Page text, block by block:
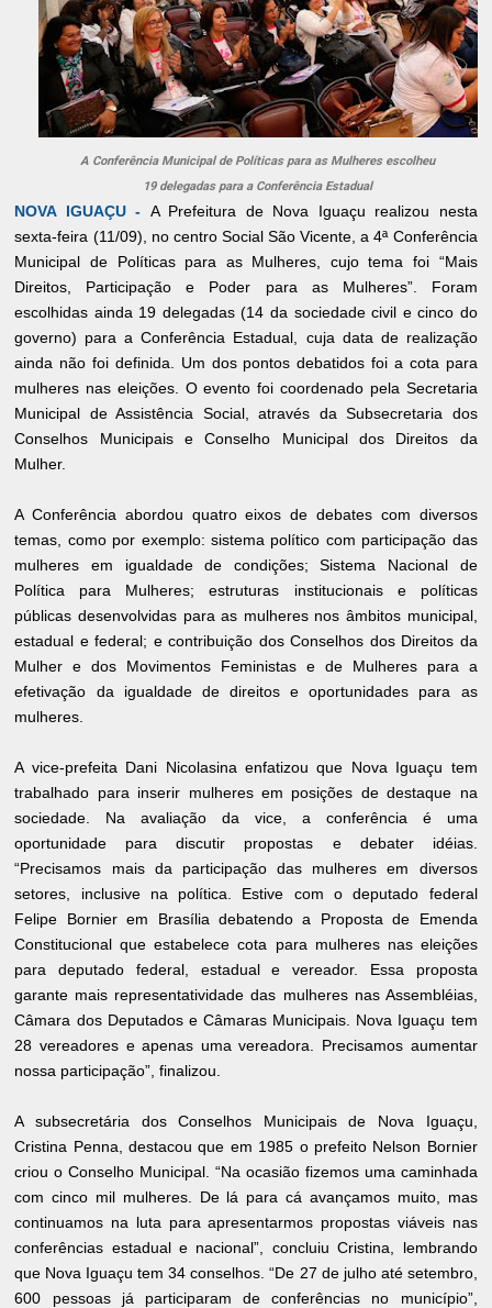
A Conferência Municipal de Políticas para as Mulheres escolheu
19 delegadas para a Conferência Estadual
NOVA IGUAÇU - A Prefeitura de Nova Iguaçu realizou nesta
sexta-feira (11/09), no centro Social São Vicente, a 4ª Conferência
Municipal de Políticas para as Mulheres, cujo tema foi “Mais
Direitos, Participação e Poder para as Mulheres”. Foram
escolhidas ainda 19 delegadas (14 da sociedade civil e cinco do
governo) para a Conferência Estadual, cuja data de realização
ainda não foi definida. Um dos pontos debatidos foi a cota para
mulheres nas eleições. O evento foi coordenado pela Secretaria
Municipal de Assistência Social, através da Subsecretaria dos
Conselhos Municipais e Conselho Municipal dos Direitos da
Mulher.
A Conferência abordou quatro eixos de debates com diversos
temas, como por exemplo: sistema político com participação das
mulheres em igualdade de condições; Sistema Nacional de
Política para Mulheres; estruturas institucionais e políticas
públicas desenvolvidas para as mulheres nos âmbitos municipal,
estadual e federal; e contribuição dos Conselhos dos Direitos da
Mulher e dos Movimentos Feministas e de Mulheres para a
efetivação da igualdade de direitos e oportunidades para as
mulheres.
A vice-prefeita Dani Nicolasina enfatizou que Nova Iguaçu tem
trabalhado para inserir mulheres em posições de destaque na
sociedade. Na avaliação da vice, a conferência é uma
oportunidade para discutir propostas e debater idéias.
“Precisamos mais da participação das mulheres em diversos
setores, inclusive na política. Estive com o deputado federal
Felipe Bornier em Brasília debatendo a Proposta de Emenda
Constitucional que estabelece cota para mulheres nas eleições
para deputado federal, estadual e vereador. Essa proposta
garante mais representatividade das mulheres nas Assembléias,
Câmara dos Deputados e Câmaras Municipais. Nova Iguaçu tem
28 vereadores e apenas uma vereadora. Precisamos aumentar
nossa participação”, finalizou.
A subsecretária dos Conselhos Municipais de Nova Iguaçu,
Cristina Penna, destacou que em 1985 o prefeito Nelson Bornier
criou o Conselho Municipal. “Na ocasião fizemos uma caminhada
com cinco mil mulheres. De lá para cá avançamos muito, mas
continuamos na luta para apresentarmos propostas viáveis nas
conferências estadual e nacional”, concluiu Cristina, lembrando
que Nova Iguaçu tem 34 conselhos. “De 27 de julho até setembro,
600 pessoas já participaram de conferências no município”,